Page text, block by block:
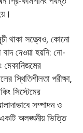
থাকা সত্ত্বেও, কোনো
দেওয়া হয়নি: নো-
স্থিতিশীলতা পরীক্ষা,
সিস্টেমের
সম্পাদন ও
অলঙ্ঘনীয় ভিত্তি